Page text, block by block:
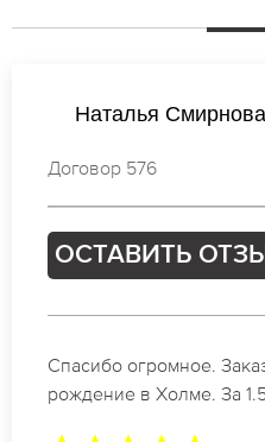
Виктория Смирнова
Договор 123
ОСТАВИТЬ
Идеальные
маникюру в Холме.